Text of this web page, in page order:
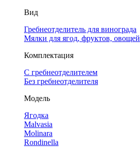
Вид
Гребнеотделитель для винограда
Мялки для ягод, фруктов, овощей
Комплектация
С гребнеотделителем
Без гребнеотделителя
Модель
Ягодка
Malvasia
Molinara
Rondinella